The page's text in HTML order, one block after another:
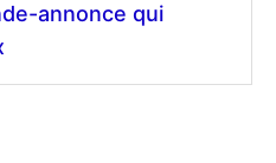
annonce qui